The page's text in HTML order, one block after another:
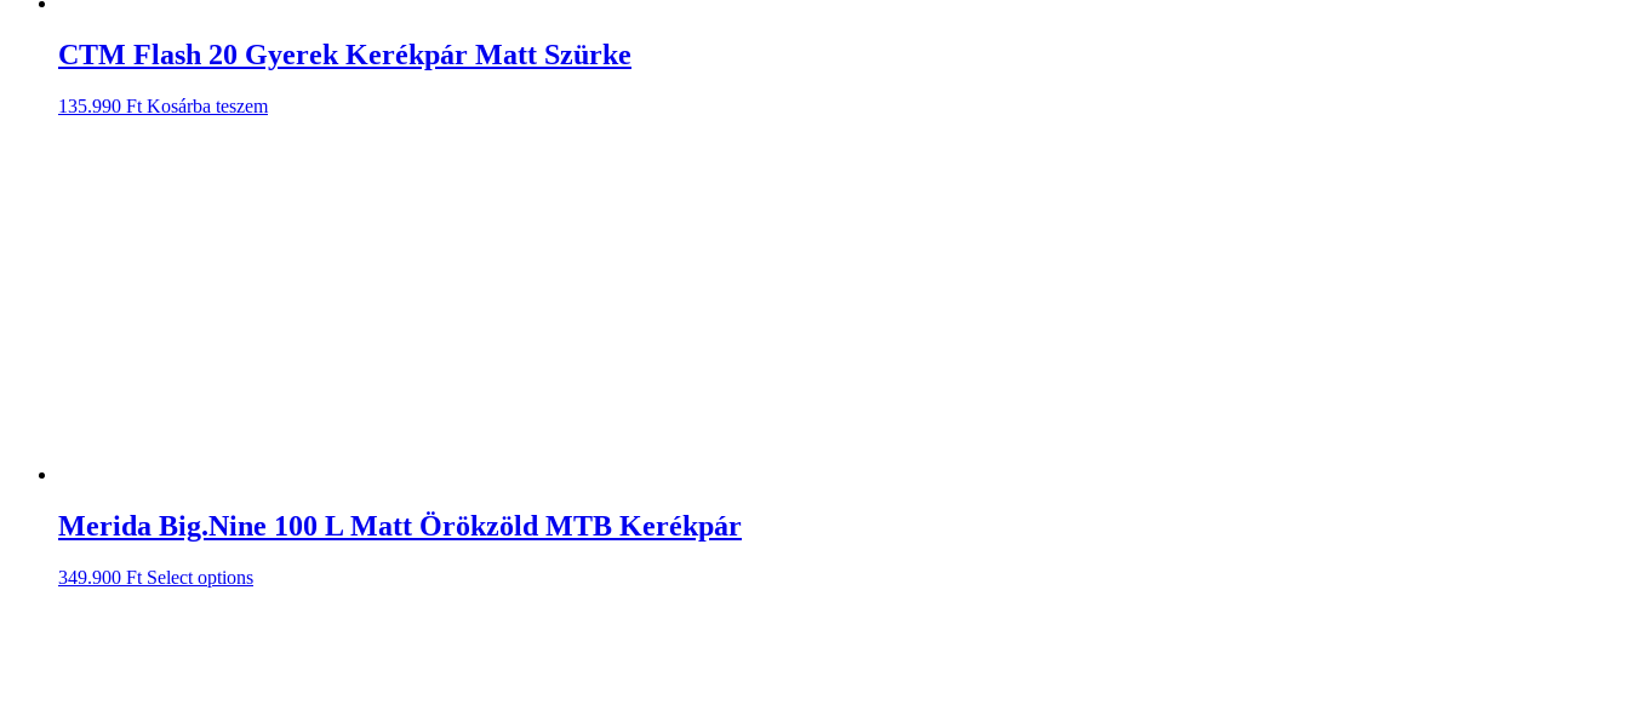
CTM Flash 20 Gyerek Kerékpár Matt Szürke
135.990 Ft Kosárba teszem
Merida Big.Nine 100 L Matt Örökzöld MTB Kerékpár
349.900 Ft Select options